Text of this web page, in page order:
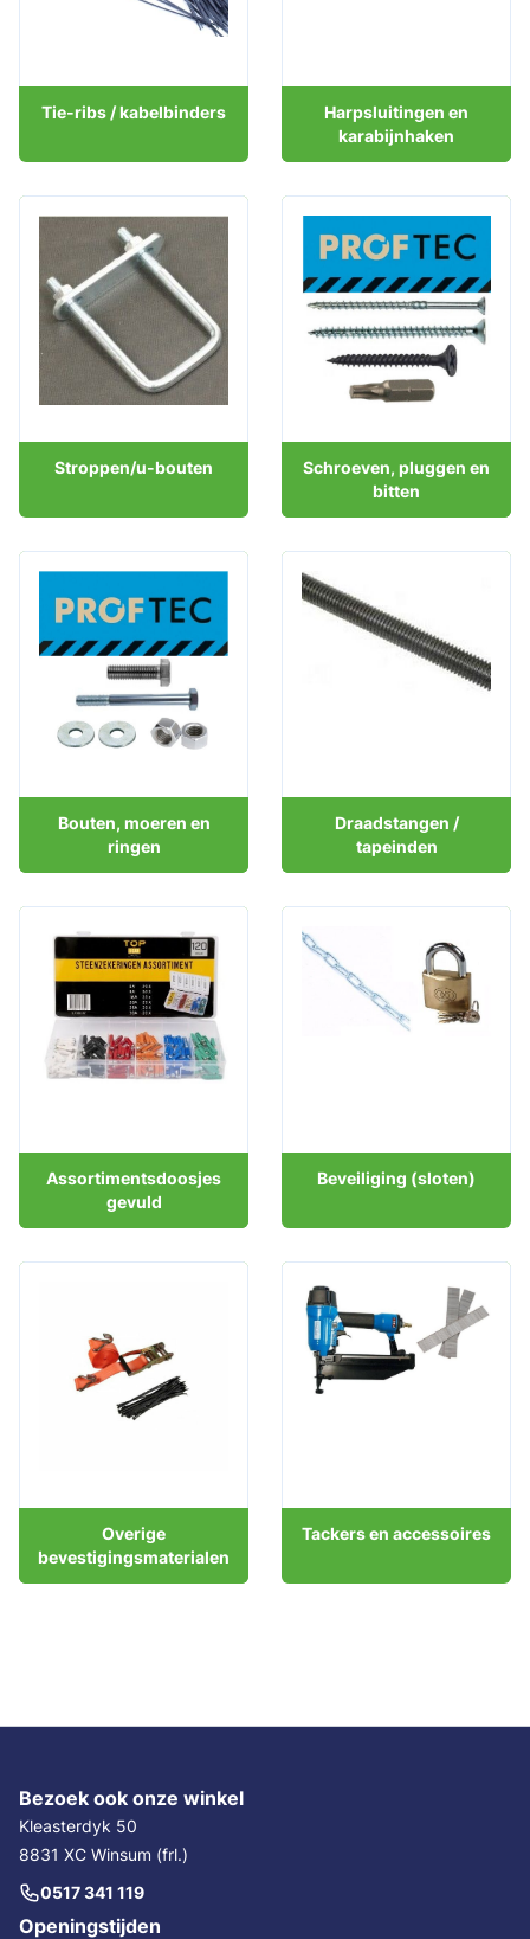
Tie-ribs / kabelbinders
Harpsluitingen en
karabijnhaken
Stroppen/u-bouten
Schroeven, pluggen en
bitten
Bouten, moeren en
ringen
Draadstangen /
tapeinden
Assortimentsdoosjes
gevuld
Beveiliging (sloten)
Overige
bevestigingsmaterialen
Tackers en accessoires
Bezoek ook onze winkel
Kleasterdyk 50
8831 XC Winsum (frl.)
0517 341 119
Openingstijden